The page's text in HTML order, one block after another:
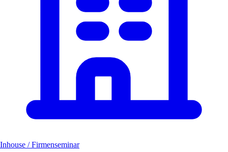
Inhouse / Firmenseminar